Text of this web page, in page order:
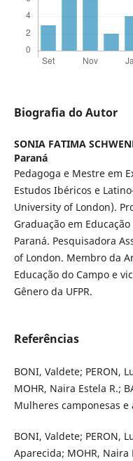
Biografia do Autor
SONIA FATIMA
Paraná
Pedagoga e Mestre em
Estudos Ibéricos e
University of London).
Graduação em
Paraná. Pesquisadora
of London. Membro da
Educação do Campo e
Gênero da UFPR.
Referências
BONI, Valdete; PERON,
MOHR, Naira Estela R.;
Mulheres camponesas e
BONI, Valdete; PERON,
Aparecida; MOHR, Naira